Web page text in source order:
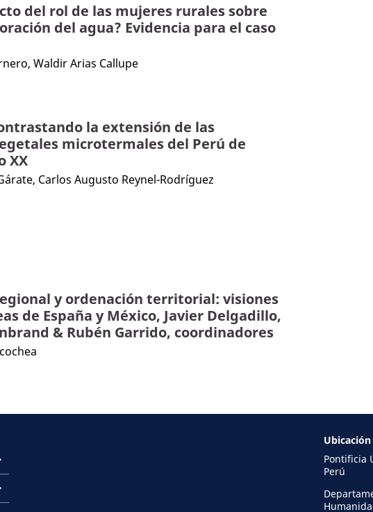
del rol de las mujeres rurales sobre
del agua? Evidencia para el caso
Waldir Arias Callupe
la extensión de las
microtermales del Perú de
XX
Carlos Augusto Reynel-Rodríguez
y ordenación territorial: visiones
de España y México, Javier Delgadillo,
& Rubén Garrido, coordinadores
Pontificia
Perú